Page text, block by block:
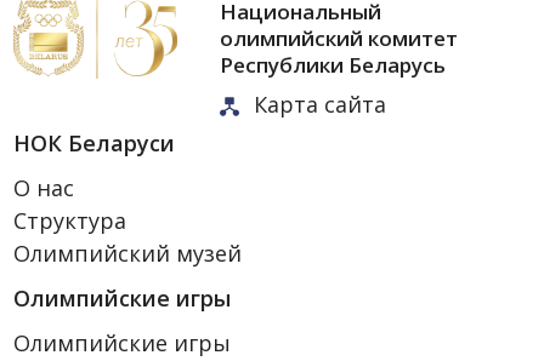
Национальный
олимпийский комитет
Республики Беларусь
Карта сайта
НОК Беларуси
О нас
Структура
Олимпийский музей
Олимпийские игры
Олимпийские игры